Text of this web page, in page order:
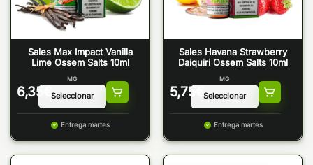
Sales Max Impact Vanilla
Lime Ossem Salts 10ml
6,35 €
MG
Entrega martes
Sales Havana Strawberry
Daiquiri Ossem Salts 10ml
5,75 €
MG
Entrega martes